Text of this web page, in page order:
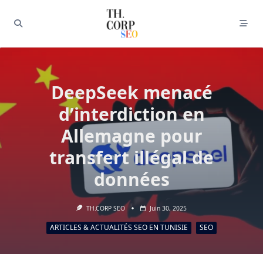
DeepSeek menacé
d’interdiction en
Allemagne pour
transfert illégal de
données
TH.CORP SEO Juin 30, 2025
ARTICLES & ACTUALITÉS SEO EN TUNISIE SEO